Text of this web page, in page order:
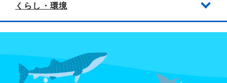
くらし・環境